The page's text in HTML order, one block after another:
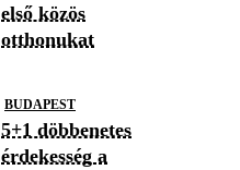
első közös
otthonukat
BUDAPEST
5+1 döbbenetes
érdekesség a